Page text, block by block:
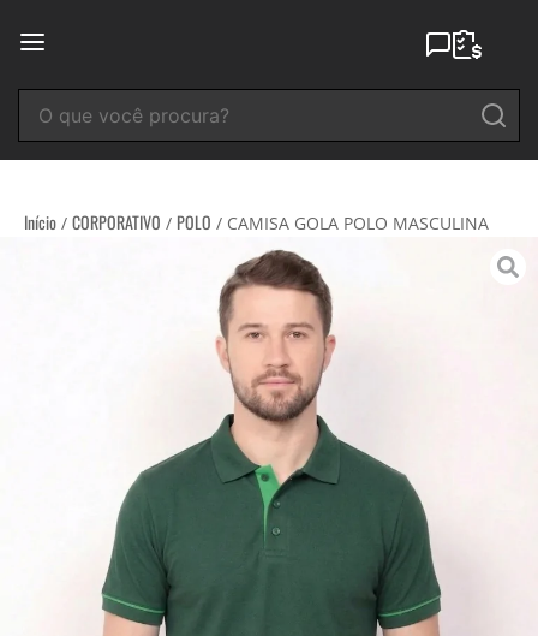
para
conteúdo
Início / CORPORATIVO / POLO / CAMISA GOLA POLO MASCULINA